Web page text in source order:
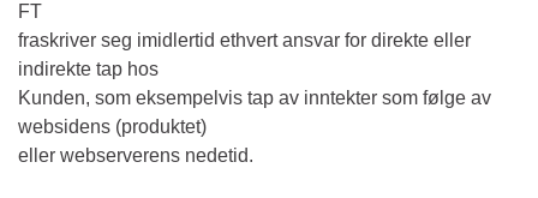
FT
fraskriver seg imidlertid ethvert ansvar for direkte eller
indirekte tap hos
Kunden, som eksempelvis tap av inntekter som følge av
websidens (produktet)
eller webserverens nedetid.